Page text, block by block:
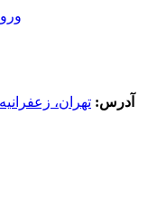
آدرس: تهران، زعفرانیه،